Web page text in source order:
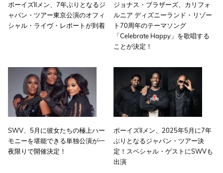
ボーイズIIメン、7年ぶりとなるジ
ャパン・ツアー東京公演のオフィ
シャル・ライヴ・レポートが到着
ジョナス・ブラザーズ、カリフォ
ルニア ディズニーランド・リゾー
ト70周年のテーマソング
「Celebrate Happy」を歌唱する
ことが決定！
SWV、5月に彼女たちの極上ハー
モニーを堪能できる単独公演が一
夜限りで開催決定！
ボーイズIIメン、2025年5月に7年
ぶりとなるジャパン・ツアー決
定！スペシャル・ゲストにSWVも
出演